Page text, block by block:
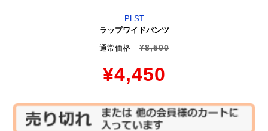
PLST
ラップワイドパンツ
通常価格
¥8,500
¥4,450